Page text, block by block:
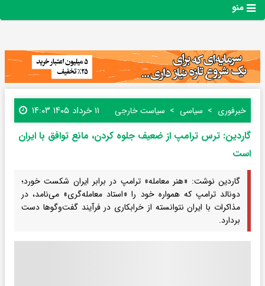
منو
خبرفوری سیاسی سیاست خارجی ۱۱ خرداد ۱۴۰۵ ۱۴:۰۳
گاردین: ترس ترامپ از ضعیف جلوه کردن، مانع توافق با ایران
است
گاردین نوشت: «هنر معامله» ترامپ در برابر ایران شکست خورد؛
دونالد ترامپ که همواره خود را «استاد معامله‌گری» می‌نامد، در
مذاکرات با ایران نتوانسته از خرابکاری در فرآیند گفت‌وگوها دست
بردارد.